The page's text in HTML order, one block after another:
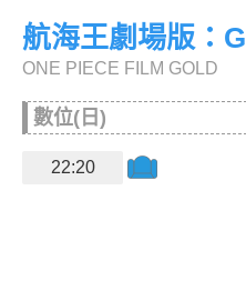
航海王劇場版：
ONE PIECE FILM GOLD
數位(日)
22:20